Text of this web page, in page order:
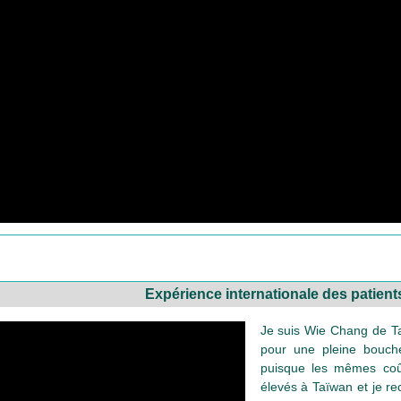
Expérience internationale des
Je suis Wie Chang de
pour une pleine
puisque les mêmes
élevés à Taïwan et je